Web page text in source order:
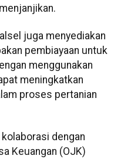
juga menyediakan
pembiayaan untuk
menggunakan
meningkatkan
proses pertanian
dengan
Keuangan (OJK)